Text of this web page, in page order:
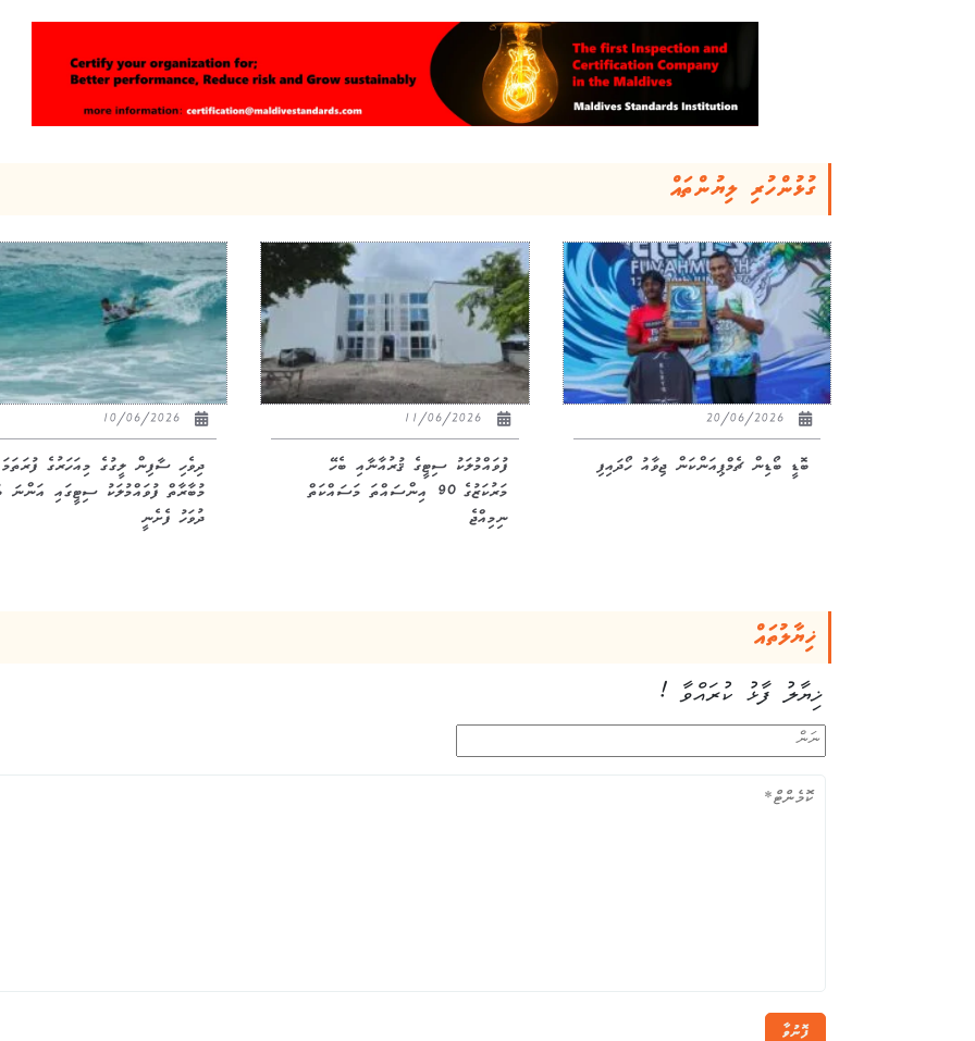
ގުޅުންހުރި ލިޔުންތައް
20/06/2026
ބޮޑީ ބޯޑިން ޗެމްޕިއަންކަން ޖިވާއު ހޯދައިފި
ފުވައްމުލަކު ސިޓީގެ ޤުރުއާނާއި ބެހޭ
މަރުކަޒުގެ 90 އިންސައްތަ މަސައްކަތް
ނިމިއްޖެ
10/06/2026
ދިވެހި ސާފިން ލީގުގެ މިއަހަރުގެ ފުރަތަމަ
މުބާރާތް ފުވައްމުލަކު ސިޓީގައި އަންނަ
ދުވަހު ފެށެނީ
ޚިޔާލުތައް
ޚިޔާލު ފާޅު ކުރައްވާ !
ފޮނުވާ